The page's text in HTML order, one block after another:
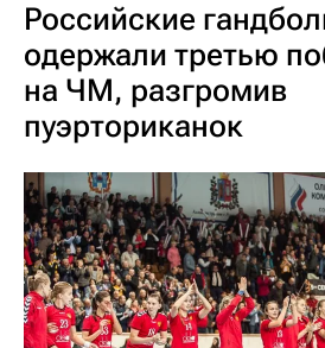
Российские
одержали третью
на ЧМ, разгромив
пуэрториканок